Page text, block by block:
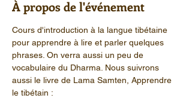
À propos de l'événement
Cours d'introduction à la langue tibétaine
pour apprendre à lire et parler quelques
phrases. On verra aussi un peu de
vocabulaire du Dharma. Nous suivrons
aussi le livre de Lama Samten, Apprendre
le tibétain :